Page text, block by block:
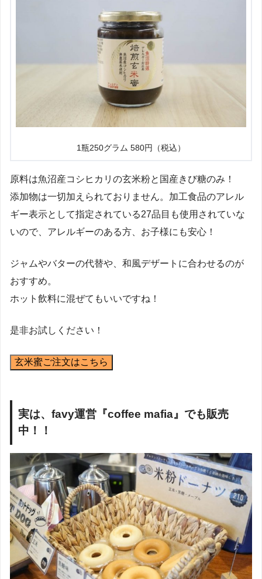
1瓶250グラム 580円（税込）
原料は魚沼産コシヒカリの玄米粉と国産きび糖のみ！
添加物は一切加えられておりません。加工食品のアレル
ギー表示として指定されている27品目も使用されていな
いので、アレルギーのある方、お子様にも安心！
ジャムやバターの代替や、和風デザートに合わせるのが
おすすめ。
ホット飲料に混ぜてもいいですね！
是非お試しください！
玄米蜜ご注文はこちら
実は、favy運営『coffee mafia』でも販売
中！！